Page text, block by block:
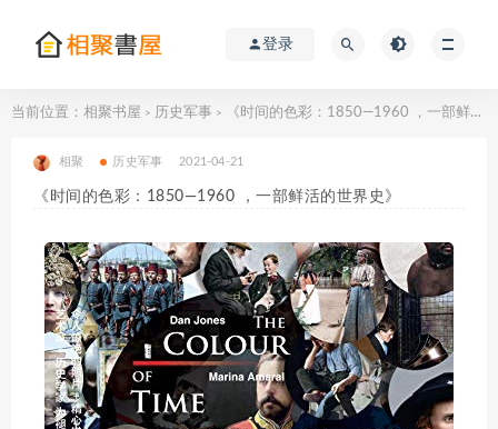
登录
当前位置： 相聚书屋 > 历史军事 > 《时间的色彩：1850—1960 ，一部鲜活的世界史》
相聚 历史军事 2021-04-21
《时间的色彩：1850—1960 ，一部鲜活的世界史》